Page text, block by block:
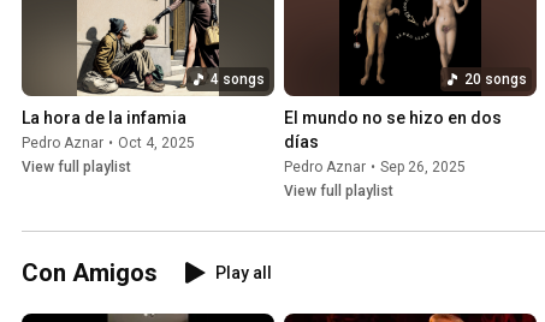
4 songs
La hora de la infamia
Pedro Aznar • Oct 4, 2025
View full playlist
20 songs
El mundo no se hizo en dos
días
Pedro Aznar • Sep 26, 2025
View full playlist
Con Amigos Play all